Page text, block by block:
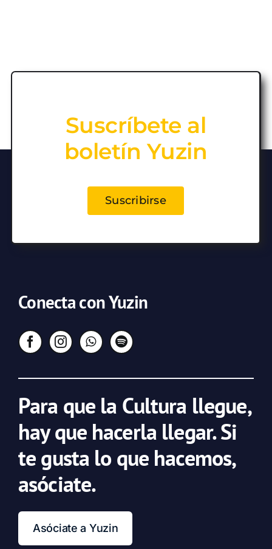
Suscríbete al
boletín Yuzin
Suscribirse
Conecta con Yuzin
Para que la Cultura llegue,
hay que hacerla llegar. Si
te gusta lo que hacemos,
asóciate.
Asóciate a Yuzin